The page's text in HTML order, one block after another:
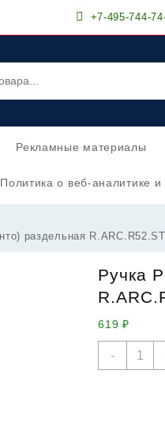
+7-495-744-
Рекламные материалы
Политика о веб-аналитике
раздельная
Ручка
619₽
-